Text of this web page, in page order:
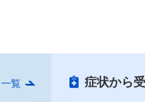
一覧 症状から